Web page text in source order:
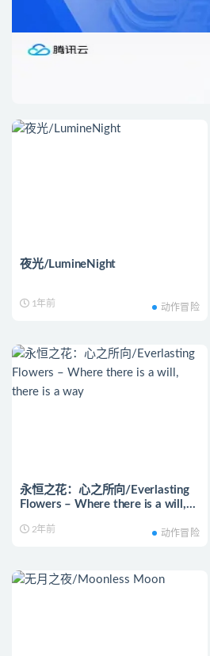
夜光/LumineNight
1年前 动作冒险
永恒之花：心之所向/Everlasting
Flowers – Where there is a will,
2年前 动作冒险